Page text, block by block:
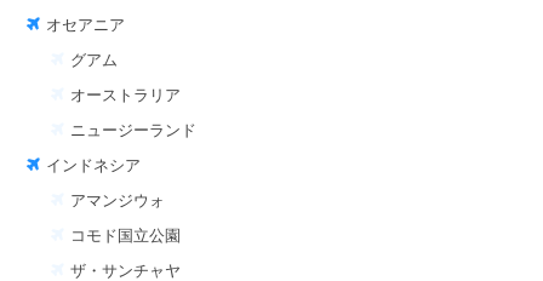
オセアニア
グアム
オーストラリア
ニュージーランド
インドネシア
アマンジウォ
コモド国立公園
ザ・サンチャヤ